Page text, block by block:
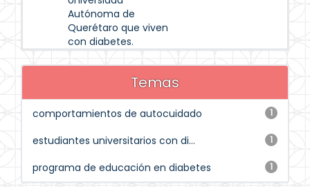
Autónoma de
Querétaro que viven
con diabetes.
Temas
1
comportamientos de autocuidado
1
estudiantes universitarios con di...
1
programa de educación en diabetes